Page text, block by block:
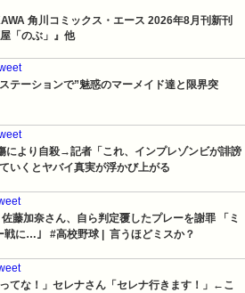
角川コミックス・エース 2026年8月刊新刊
「のぶ」』他
テーションで”魅惑のマーメイド達と限界突
により自殺→記者「これ、インプレゾンビが誹謗
いくとヤバイ真実が浮かび上がる
藤加奈さん、自ら判定覆したプレーを謝罪 「ミ
戦に…｣   #高校野球 |  言うほどミスか？
てな！」セレナさん「セレナ行きます！」←こ